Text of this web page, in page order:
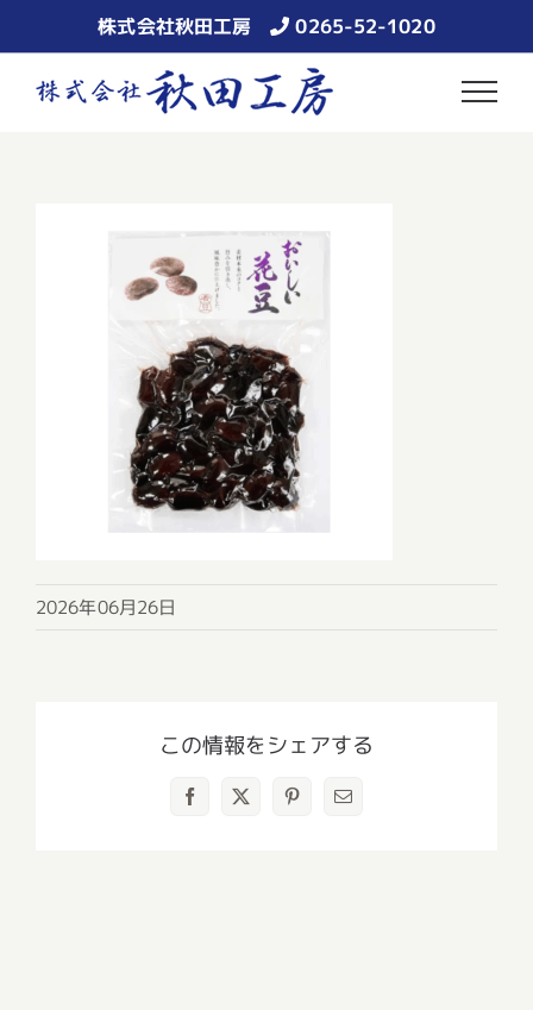
to
content
株式会社秋田工房 0265-52-1020
2026年06月26日
この情報をシェアする
Facebook
X Pinterest
電